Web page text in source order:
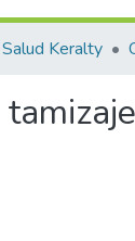
Keralty